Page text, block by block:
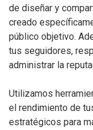
de diseñar y
creado
público objetivo.
tus seguidores,
administrar la
Utilizamos
el rendimiento de
estratégicos para